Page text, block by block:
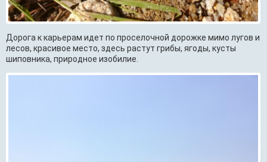
Дорога к карьерам идет по проселочной дорожке мимо лугов и
лесов, красивое место, здесь растут грибы, ягоды, кусты
шиповника, природное изобилие.